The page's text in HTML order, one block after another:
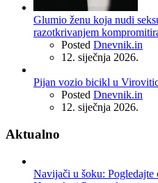
Glumio ženu koja nudi
razotkrivanjem
Posted Dnevnik.in
12. siječnja 2026.
Pijan vozio bicikl u
Posted Dnevnik.in
12. siječnja 2026.
Aktualno
Navijači u šoku: Pogledajte